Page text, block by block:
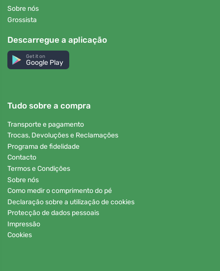
Sobre nós
Grossista
Descarregue a aplicação
Get it on
Google Play
Tudo sobre a compra
Transporte e pagamento
Trocas, Devoluções e Reclamações
Programa de fidelidade
Contacto
Termos e Condições
Sobre nós
Como medir o comprimento do pé
Declaração sobre a utilização de cookies
Protecção de dados pessoais
Impressão
Cookies